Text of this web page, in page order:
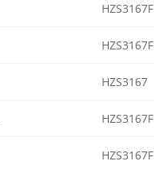
HZS3167F
HZS3167F
HZS3167
HZS3167F
HZS3167F